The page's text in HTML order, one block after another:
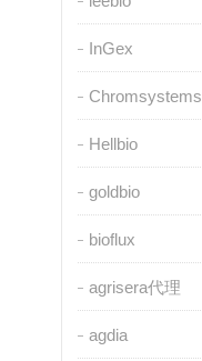
InGex
Chromsystems
Hellbio
goldbio
bioflux
agrisera代理
agdia